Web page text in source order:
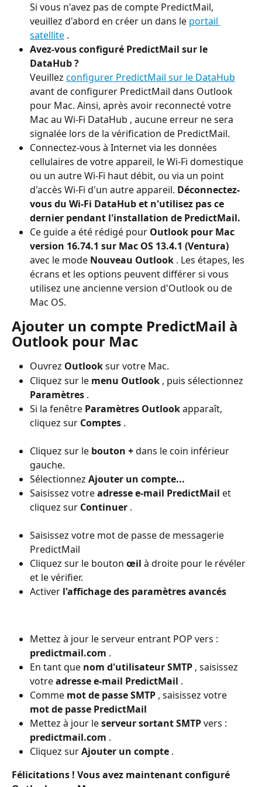
Si vous n'avez pas de compte PredictMail,
veuillez d'abord en créer un dans le portail
satellite .
Avez-vous configuré PredictMail sur le
DataHub ?
Veuillez configurer PredictMail sur le DataHub
avant de configurer PredictMail dans Outlook
pour Mac. Ainsi, après avoir reconnecté votre
Mac au Wi-Fi DataHub , aucune erreur ne sera
signalée lors de la vérification de PredictMail.
Connectez-vous à Internet via les données
cellulaires de votre appareil, le Wi-Fi domestique
ou un autre Wi-Fi haut débit, ou via un point
d'accès Wi-Fi d'un autre appareil. Déconnectez-
vous du Wi-Fi DataHub et n'utilisez pas ce
dernier pendant l'installation de PredictMail.
Ce guide a été rédigé pour Outlook pour Mac
version 16.74.1 sur Mac OS 13.4.1 (Ventura)
avec le mode Nouveau Outlook . Les étapes, les
écrans et les options peuvent différer si vous
utilisez une ancienne version d'Outlook ou de
Mac OS.
Ajouter un compte PredictMail à
Outlook pour Mac
Ouvrez Outlook sur votre Mac.
Cliquez sur le menu Outlook , puis sélectionnez
Paramètres .
Si la fenêtre Paramètres Outlook apparaît,
cliquez sur Comptes .
Cliquez sur le bouton + dans le coin inférieur
gauche.
Sélectionnez Ajouter un compte...
Saisissez votre adresse e-mail PredictMail et
cliquez sur Continuer .
Saisissez votre mot de passe de messagerie
PredictMail
Cliquez sur le bouton œil à droite pour le révéler
et le vérifier.
Activer l'affichage des paramètres avancés
Mettez à jour le serveur entrant POP vers :
predictmail.com .
En tant que nom d'utilisateur SMTP , saisissez
votre adresse e-mail PredictMail .
Comme mot de passe SMTP , saisissez votre
mot de passe PredictMail
Mettez à jour le serveur sortant SMTP vers :
predictmail.com .
Cliquez sur Ajouter un compte .
Félicitations ! Vous avez maintenant configuré